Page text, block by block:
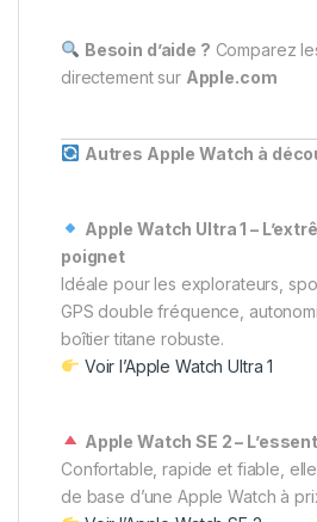
Besoin d’aide ? Comparez
directement sur Apple.com
Autres Apple Watch à
Apple Watch Ultra 1 –
poignet
Idéale pour les explorateurs,
GPS double fréquence,
boîtier titane robuste.
Voir l’Apple Watch Ultra 1
Apple Watch SE 2 –
Confortable, rapide et fiable,
de base d’une Apple Watch à